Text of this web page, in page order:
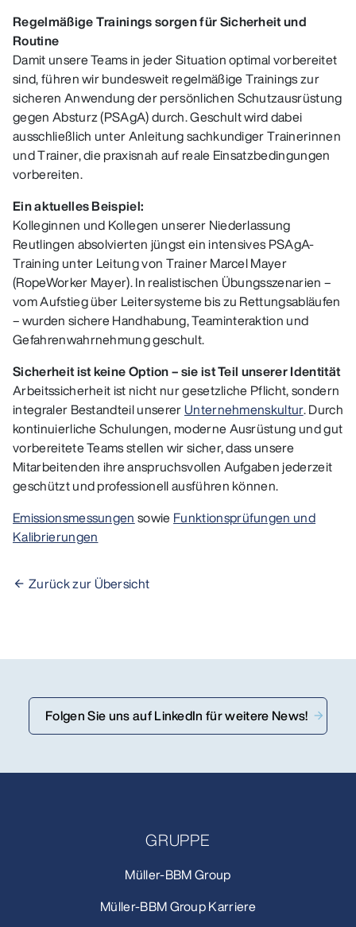
Regelmäßige Trainings sorgen für Sicherheit und
Routine
Damit unsere Teams in jeder Situation optimal vorbereitet
sind, führen wir bundesweit regelmäßige Trainings zur
sicheren Anwendung der persönlichen Schutzausrüstung
gegen Absturz (PSAgA) durch. Geschult wird dabei
ausschließlich unter Anleitung sachkundiger Trainerinnen
und Trainer, die praxisnah auf reale Einsatzbedingungen
vorbereiten.
Ein aktuelles Beispiel:
Kolleginnen und Kollegen unserer Niederlassung
Reutlingen absolvierten jüngst ein intensives PSAgA-
Training unter Leitung von Trainer Marcel Mayer
(RopeWorker Mayer). In realistischen Übungsszenarien –
vom Aufstieg über Leitersysteme bis zu Rettungsabläufen
– wurden sichere Handhabung, Teaminteraktion und
Gefahrenwahrnehmung geschult.
Sicherheit ist keine Option – sie ist Teil unserer Identität
Arbeitssicherheit ist nicht nur gesetzliche Pflicht, sondern
integraler Bestandteil unsererUnternehmenskultur. Durch
kontinuierliche Schulungen, moderne Ausrüstung und gut
vorbereitete Teams stellen wir sicher, dass unsere
Mitarbeitenden ihre anspruchsvollen Aufgaben jederzeit
geschützt und professionell ausführen können.
Emissionsmessungen sowie Funktionsprüfungen und
Kalibrierungen
Zurück zur Übersicht
Folgen Sie uns auf LinkedIn für weitere News!
GRUPPE
Müller-BBM Group
Müller-BBM Group Karriere